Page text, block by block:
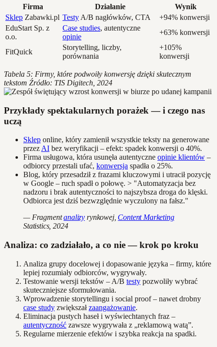
Firma Działanie
Wynik
Sklep Zabawki.pl Testy A/B nagłówków, CTA
+94% konwersji
EduStart Sp. z
o.o.
Case studies, autentyczne
opinie
+63% konwersji
FitQuick
Storytelling, liczby,
porównania
+105%
konwersji
Tabela 5: Firmy, które podwoiły konwersję dzięki skutecznym
tekstom Źródło: TIS Digitech, 2024
Przykłady spektakularnych porażek — i czego nas
uczą
Sklep online, który zamienił wszystkie teksty na generowane
przezAI bez weryfikacji – efekt: spadek konwersji o 40%.
Firma usługowa, która usunęła autentyczne opinie klientów –
odbiorcy przestali ufać, konwersja spadła o 25%.
Blog, który przesadził z frazami kluczowymi i utracił pozycję
w Google – ruch spadł o połowę. > "Automatyzacja bez
nadzoru i brak autentyczności to najszybsza droga do klęski.
Odbiorca jest dziś bezwzględnie wyczulony na fałsz."
— Fragmentanalizy rynkowej, Content Marketing
Statistics, 2024
Analiza: co zadziałało, a co nie — krok po kroku
Analiza grupy docelowej i dopasowanie języka – firmy, które
lepiej rozumiały odbiorców, wygrywały.
Testowanie wersji tekstów – A/B testy pozwoliły wybrać
skuteczniejsze sformułowania.
Wprowadzenie storytellingu i social proof – nawet drobny
case study zwiększałzaangażowanie.
Eliminacja pustych haseł i wyświechtanych fraz –
autentyczność zawsze wygrywała z „reklamową watą”.
Regularne mierzenie efektów i szybka reakcja na spadki.